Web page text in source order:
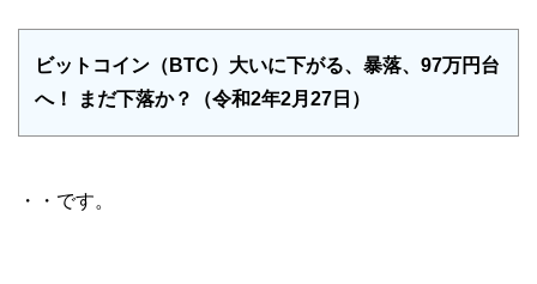
ビットコイン（BTC）大いに下がる、暴落、97万円台
へ！ まだ下落か？（令和2年2月27日）
・・です。